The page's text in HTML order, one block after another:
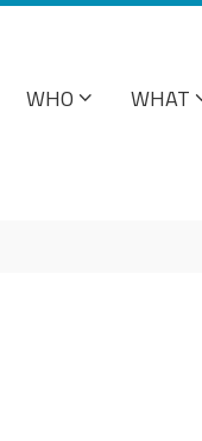
WHO WHAT